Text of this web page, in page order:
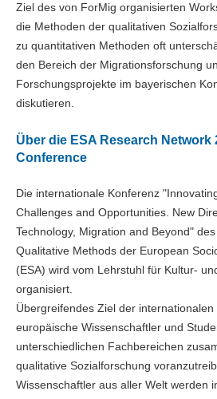
Ziel des von ForMig organisierten
die Methoden der qualitativen
zu quantitativen Methoden oft
den Bereich der Migrationsforschung
Forschungsprojekte im bayerischen
diskutieren.
Über die ESA Research Network
Conference
Die internationale Konferenz
Challenges and Opportunities. New
Technology, Migration and Beyond"
Qualitative Methods der European
(ESA) wird vom Lehrstuhl für Kultur-
organisiert.
Übergreifendes Ziel der internationalen
europäische Wissenschaftler und
unterschiedlichen Fachbereichen
qualitative Sozialforschung
Wissenschaftler aus aller Welt werden